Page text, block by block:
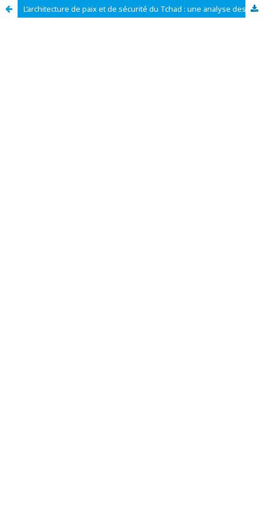
L’architecture de paix et de sécurité du Tchad : une analyse des alliances diplomatiques et sécuritaires entre le Tchad et ses voisins